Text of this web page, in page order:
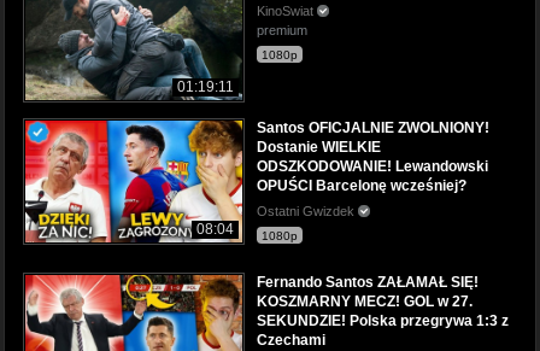
01:19:11
KinoSwiat
premium
1080p
08:04
Santos OFICJALNIE ZWOLNIONY!
Dostanie WIELKIE
ODSZKODOWANIE! Lewandowski
OPUŚCI Barcelonę wcześniej?
Ostatni Gwizdek
1080p
Fernando Santos ZAŁAMAŁ SIĘ!
KOSZMARNY MECZ! GOL w 27.
SEKUNDZIE! Polska przegrywa 1:3 z
Czechami